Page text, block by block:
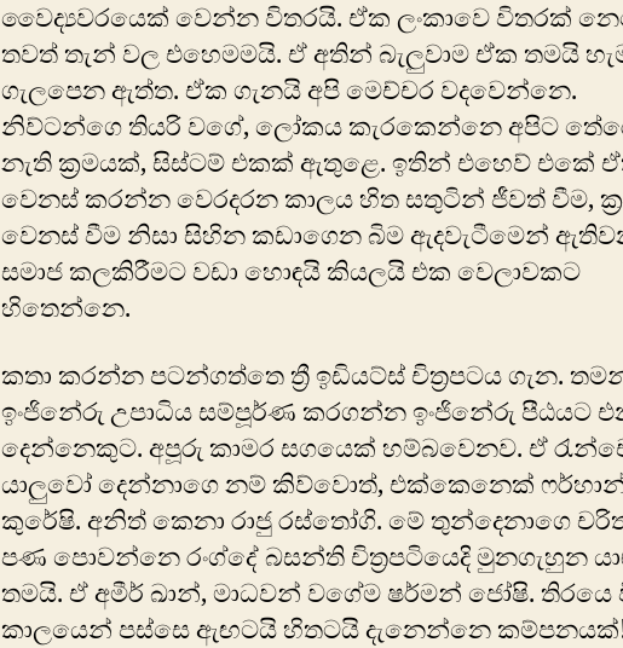
වෛද්‍යවරයෙක් වෙන්න විතරයි. ඒක ලංකාවෙ විතරක්
තවත් තැන් වල එහෙමමයි. ඒ අතින් බැලුවාම ඒක තමයි
ගැලපෙන ඇත්ත. ඒක ගැනයි අපි මෙච්චර වදවෙන්නෙ.
නිව්ටන්ගෙ තියරි වගේ, ලෝකය කැරකෙන්නෙ අපිට
නැති ක්‍රමයක්, සිස්ටම් එකක් ඇතුළෙ. ඉතින් එහෙව් එකේ
වෙනස් කරන්න වෙරදරන කාලය හිත සතුටින් ජීවත් වීම,
වෙනස් වීම නිසා සිහින කඩාගෙන බිම ඇදවැටීමෙන්
සමාජ කලකිරීමට වඩා හොඳයි කියලයි එක වෙලාවකට
හිතෙන්නෙ.
කතා කරන්න පටන්ගත්තෙ ත්‍රී ඉඩියට්ස් චිත්‍රපටය ගැන.
ඉංජිනේරු උපාධිය සම්පූර්ණ කරගන්න ඉංජි‍නේරු පීඨයට
දෙන්නෙකුට. අපූරු කාමර සගයෙක් හම්බවෙනව. ඒ
යාලුවෝ දෙන්නාගෙ නම් කිව්වොත්, එක්කෙනෙක්
කුරේෂි. අනිත් කෙනා රාජු රස්තෝගි. මේ තුන්දෙනාගෙ
පණ පොවන්නෙ රංග්දේ බසන්ති චිත්‍රපටියෙදි මුනගැහුන
තමයි. ඒ අමීර් ඛාන්, මාධවන් ‍වගේම ෂර්මන් ජෝෂි.
කාලයෙන් පස්සෙ ඇඟටයි හිතටයි දැනෙන්නෙ